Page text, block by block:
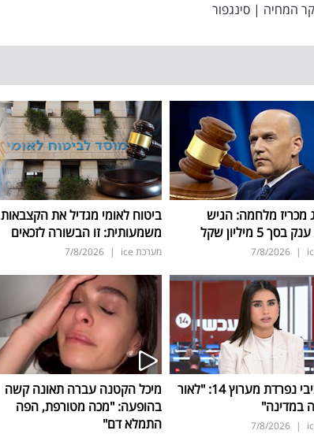
המחיה | סינגפור
מכריז מלחמה: הגיש
5 מיליון שקל
|
7/8/2026
ביטוח לאומי מגדיל את הקצבאות
משמעותית: זו הבשורה לזכאים
מערכת ice |
7/8/2026
מגי טביבי נפרדת מערוץ 14: "לאור
במדינה"
|
7/8/2026
מיכל הקטנה עברה תאונה קשה
בהופעה: "מכה מטורפת, הפה
התמלא דם"